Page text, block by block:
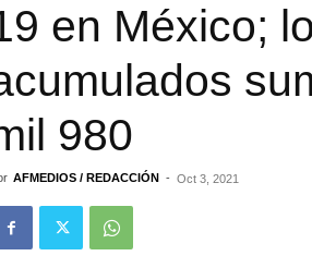
en México;
980
AFMEDIOS / REDACCIÓN - Oct 3, 2021